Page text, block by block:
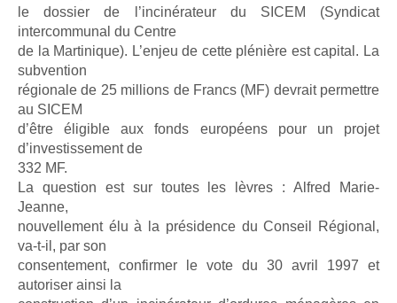
le dossier de l’incinérateur du SICEM (Syndicat
intercommunal du Centre
de la Martinique). L’enjeu de cette plénière est capital. La
subvention
régionale de 25 millions de Francs (MF) devrait permettre
au SICEM
d’être éligible aux fonds européens pour un projet
d’investissement de
332 MF.
La question est sur toutes les lèvres : Alfred Marie-
Jeanne,
nouvellement élu à la présidence du Conseil Régional,
va-t-il, par son
consentement, confirmer le vote du 30 avril 1997 et
autoriser ainsi la